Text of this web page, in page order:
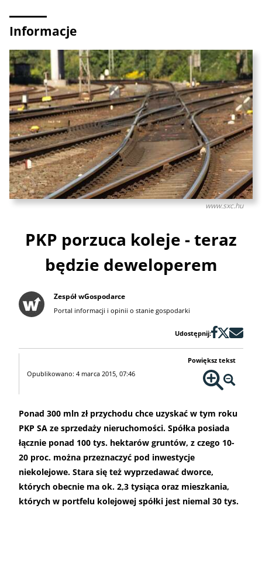
Informacje
www.sxc.hu
PKP porzuca koleje - teraz
będzie deweloperem
Zespół wGospodarce
Portal informacji i opinii o stanie gospodarki
Udostępnij:
Opublikowano: 4 marca 2015, 07:46
Powiększ tekst
Ponad 300 mln zł przychodu chce uzyskać w tym roku
PKP SA ze sprzedaży nieruchomości. Spółka posiada
łącznie ponad 100 tys. hektarów gruntów, z czego 10-
20 proc. można przeznaczyć pod inwestycje
niekolejowe. Stara się też wyprzedawać dworce,
których obecnie ma ok. 2,3 tysiąca oraz mieszkania,
których w portfelu kolejowej spółki jest niemal 30 tys.